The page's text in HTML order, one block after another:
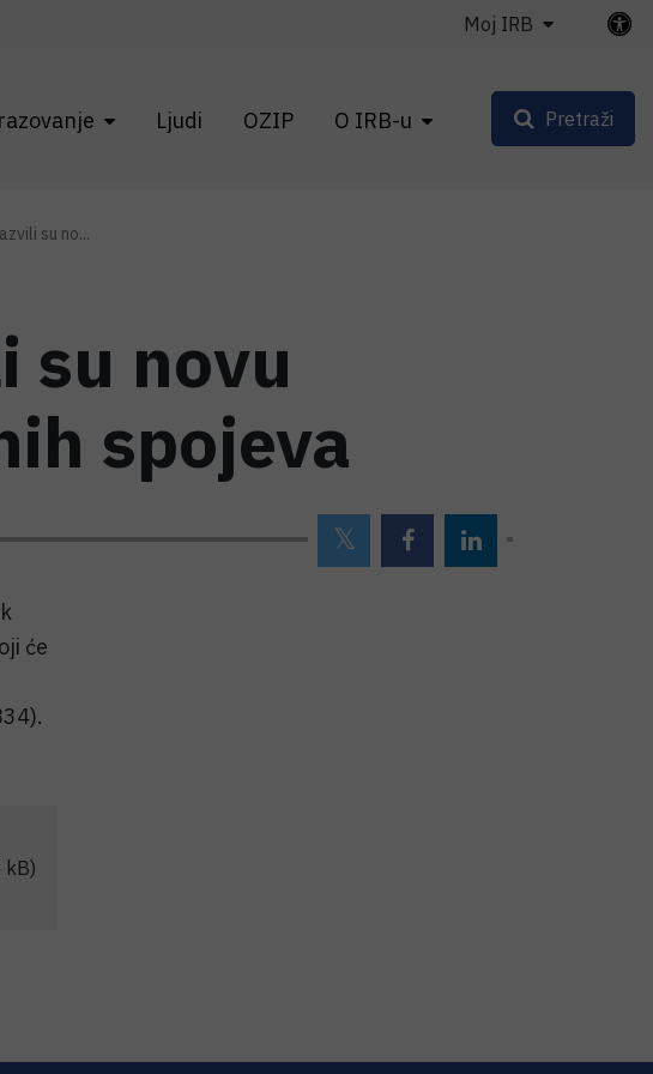
Ljudi OZIP O IRB-u
Moj IRB
Pretraži
su no...
su novu
spojeva
će
kB)